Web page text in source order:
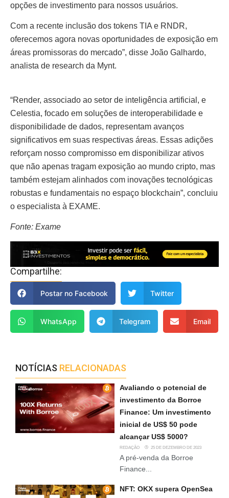
opções de investimento para nossos usuários.
Com a recente inclusão dos tokens TIA e RNDR,
oferecemos agora novas oportunidades de exposição em
áreas promissoras do mercado”, disse João Galhardo,
analista de research da Mynt.
“Render, associado ao setor de inteligência artificial, e
Celestia, focado em soluções de interoperabilidade e
disponibilidade de dados, representam avanços
significativos em suas respectivas áreas. Essas adições
reforçam nosso compromisso em disponibilizar ativos
que não apenas tragam exposição ao mundo cripto, mas
também estejam alinhados com inovações tecnológicas
robustas e fundamentais no espaço blockchain”, concluiu
o especialista à EXAME.
Fonte: Exame
Compartilhe:
Postar no Facebook Twitter
WhatsApp Telegram Email
NOTÍCIAS RELACIONADAS
Avaliando o potencial de
investimento da Borroe
Finance: Um investimento
inicial de US$ 50 pode
alcançar US$ 5000?
REDAÇÃO 25 DE DEZEMBRO DE 2023
A pré-venda da Borroe
Finance...
NFT: OKX supera OpenSea